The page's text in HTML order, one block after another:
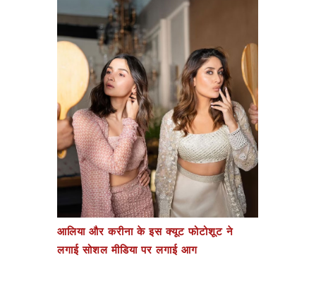
आलिया और करीना के इस क्यूट फोटोशूट ने
लगाई सोशल मीडिया पर लगाई आग